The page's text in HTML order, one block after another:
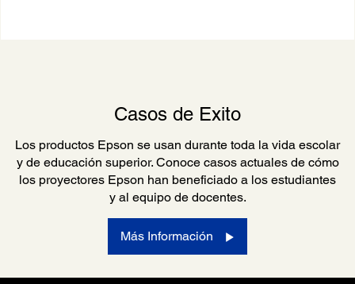
Casos de Exito
Los productos Epson se usan durante toda la vida escolar
y de educación superior. Conoce casos actuales de cómo
los proyectores Epson han beneficiado a los estudiantes
y al equipo de docentes.
Más Información